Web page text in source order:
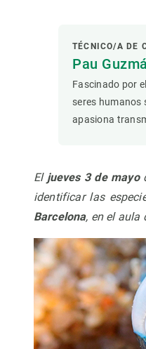
TÉCNICO/A DE
Pau
Fascinado por
seres humanos
apasiona
El jueves 3 de mayo
identificar las
Barcelona, en el aula